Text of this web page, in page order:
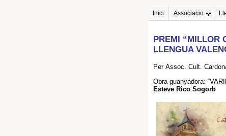
Inici Associacio
PREMI “MILLOR
LLENGUA
Per Assoc. Cult.
Obra guanyadora:
Esteve Rico Sogorb